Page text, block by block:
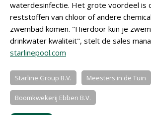
waterdesinfectie. Het grote voordeel is
reststoffen van chloor of andere
zwembad komen. "Hierdoor kun je
drinkwater kwaliteit", stelt de sales
starlinepool.com
Starline Group B.V. Meesters in de Tuin
Boomkwekerij Ebben B.V.